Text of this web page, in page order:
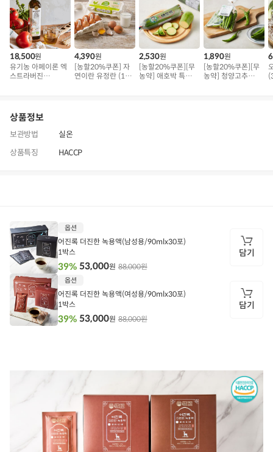
18,500원
유기농 아페이론 엑
스트라버진
4,390원
[농할20%쿠폰] 자
연이란 유정란 (10
2,530원
[농할20%쿠폰][무
농약] 애호박 특품
1,890원
[농할20%쿠폰][무
농약] 청양고추
상품정보
보관방법
실온
상품특징
HACCP
품
정
보
담
옵션
어진록 더진한 녹용액(남성용/90mlx30포)
1박스
88,000원
39% 53,000원
담기
담
옵션
어진록 더진한 녹용액(여성용/90mlx30포)
1박스
88,000원
39% 53,000원
담기